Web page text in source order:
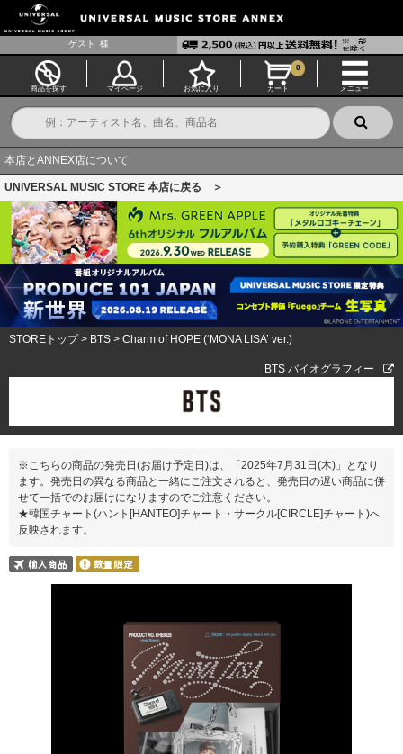
ゲスト 様
商品を探す マイページ お気に入り カート
0
メニュー
本店とANNEX店について
UNIVERSAL MUSIC STORE 本店に戻る ＞
STOREトップ> BTS > Charm of HOPE (‘MONA LISA’ ver.)
BTS バイオグラフィー
※こちらの商品の発売日(お届け予定日)は、「2025年7月31日(木)」となり
ます。発売日の異なる商品と一緒にご注文されると、発売日の遅い商品に併
せて一括でのお届けになりますのでご注意ください。
★韓国チャート(ハント[HANTEO]チャート・サークル[CIRCLE]チャート)へ
反映されます。